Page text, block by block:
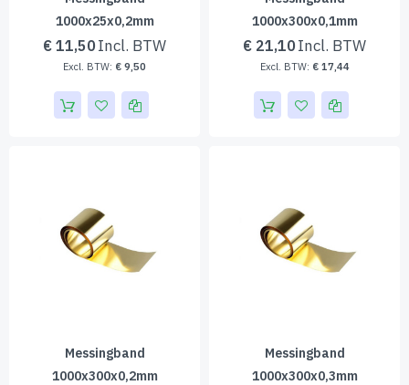
1000x25x0,2mm
€ 11,50
€ 9,50
1000x300x0,1mm
€ 21,10
€ 17,44
Messingband
1000x300x0,2mm
Messingband
1000x300x0,3mm